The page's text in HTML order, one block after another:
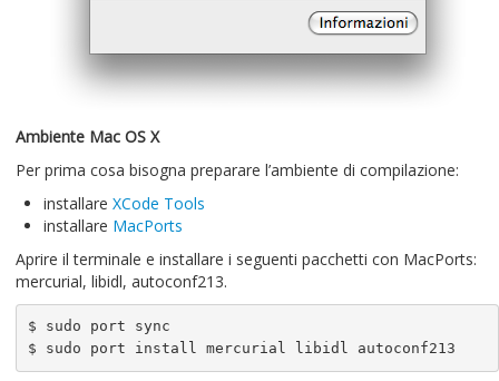
Ambiente Mac OS X
Per prima cosa bisogna preparare l’ambiente di compilazione:
installare XCode Tools
installare MacPorts
Aprire il terminale e installare i seguenti pacchetti con MacPorts:
mercurial, libidl, autoconf213.
$ sudo port sync
$ sudo port install mercurial libidl autoconf213